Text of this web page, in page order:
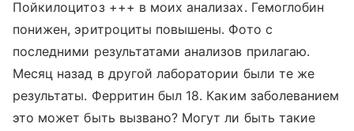
Пойкилоцитоз +++ в моих анализах. Гемоглобин
понижен, эритроциты повышены. Фото с
последними результатами анализов прилагаю.
Месяц назад в другой лаборатории были те же
результаты. Ферритин был 18. Каким заболеванием
это может быть вызвано? Могут ли быть такие